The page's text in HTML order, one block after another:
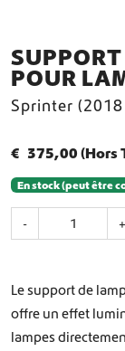
POUR
Sprinter
€ 375,00 (Hors
En stock (peut être
-
t
i
t
+
Le support de
offre un effet
lampes